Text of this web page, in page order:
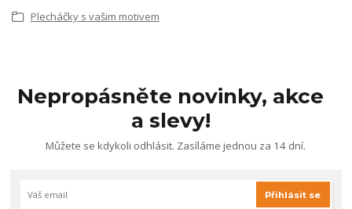
Plecháčky s vašim motivem
Nepropásněte novinky, akce
a slevy!
Můžete se kdykoli odhlásit. Zasíláme jednou za 14 dní.
Přihlásit se